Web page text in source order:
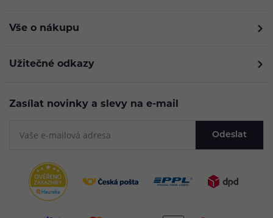
Vše o nákupu
Užitečné odkazy
Zasílat novinky a slevy na e-mail
Odeslat